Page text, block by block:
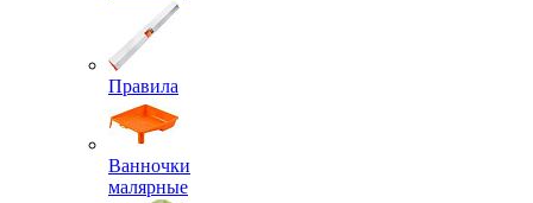
Правила
Ванночки
малярные